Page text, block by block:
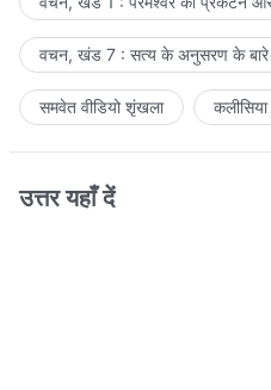
वचन, खंड 7 : सत्य के अनुसरण के बारे
समवेत वीडियो शृंखला
उत्तर यहाँ दें